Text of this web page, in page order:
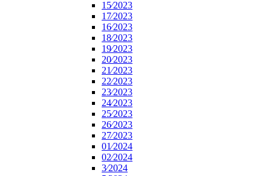
15⁄2023
17⁄2023
16⁄2023
18⁄2023
19⁄2023
20⁄2023
21⁄2023
22⁄2023
23⁄2023
24⁄2023
25⁄2023
26⁄2023
27⁄2023
01⁄2024
02⁄2024
3⁄2024